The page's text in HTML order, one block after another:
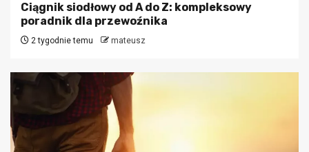
Ciągnik siodłowy od A do Z: kompleksowy
poradnik dla przewoźnika
2 tygodnie temu mateusz